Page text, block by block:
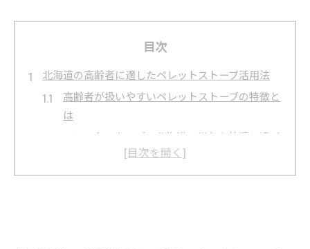
目次
北海道の高齢者に適したペレットストーブ活用法
高齢者が扱いやすいペレットストーブの特徴と
は
ペレットストーブで北海道の厳冬を快適に過ご
冬の光熱費を抑えるペレットストーブ利用術